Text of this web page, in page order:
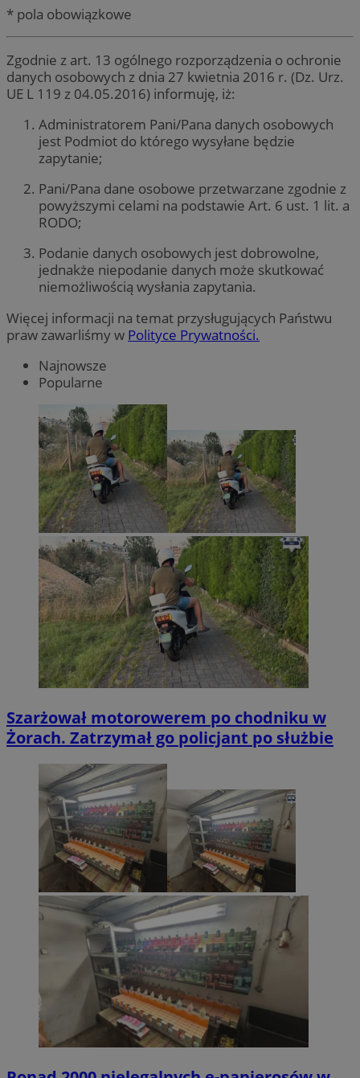
* pola obowiązkowe
Zgodnie z art. 13 ogólnego rozporządzenia o ochronie
danych osobowych z dnia 27 kwietnia 2016 r. (Dz. Urz.
UE L 119 z 04.05.2016) informuję, iż:
Administratorem Pani/Pana danych osobowych
jest Podmiot do którego wysyłane będzie
zapytanie;
Pani/Pana dane osobowe przetwarzane zgodnie z
powyższymi celami na podstawie Art. 6 ust. 1 lit. a
RODO;
Podanie danych osobowych jest dobrowolne,
jednakże niepodanie danych może skutkować
niemożliwością wysłania zapytania.
Więcej informacji na temat przysługujących Państwu
praw zawarliśmy w Polityce Prywatności.
Najnowsze
Popularne
Szarżował motorowerem po chodniku w
Żorach. Zatrzymał go policjant po służbie